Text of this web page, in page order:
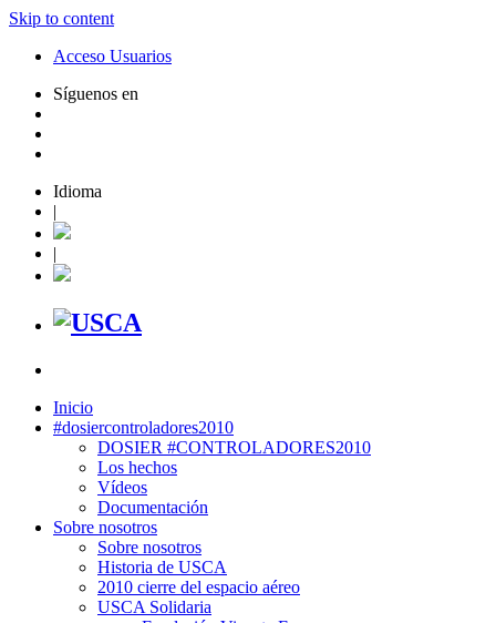
Skip to content
Acceso Usuarios
Síguenos en
Idioma
|
|
Inicio
#dosiercontroladores2010
DOSIER #CONTROLADORES2010
Los hechos
Vídeos
Documentación
Sobre nosotros
Sobre nosotros
Historia de USCA
2010 cierre del espacio aéreo
USCA Solidaria